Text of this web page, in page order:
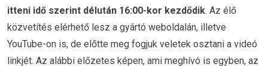
itteni idő szerint délután 16:00-kor kezdődik. Az élő
közvetítés elérhető lesz a gyártó weboldalán, illetve
YouTube-on is, de előtte meg fogjuk veletek osztani a videó
linkjét. Az alábbi előzetes képen, ami meghívó is egyben, az